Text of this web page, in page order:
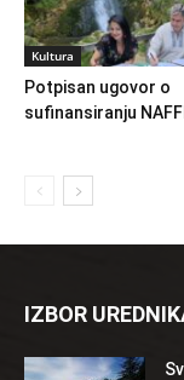
Kultura
Potpisan ugovor o
sufinansiranju
IZBOR